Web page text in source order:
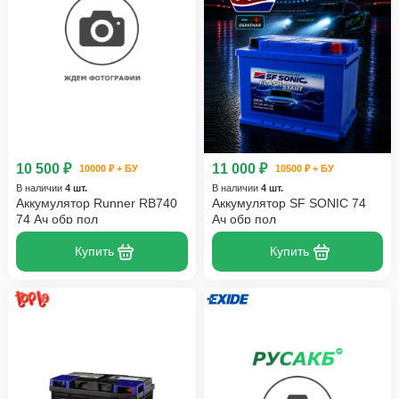
10 500 ₽
10000 ₽ + БУ
В наличии 4 шт.
Аккумулятор Runner RB740
74 Ач обр пол
Купить
11 000 ₽
10500 ₽ + БУ
В наличии 4 шт.
Аккумулятор SF SONIC 74
Ач обр пол
Купить